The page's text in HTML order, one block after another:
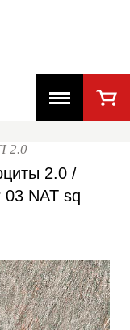
2.0
2.0 /
NAT sq